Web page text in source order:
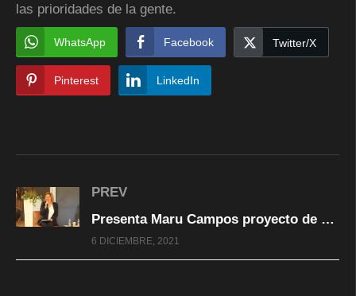
las prioridades de la gente.
WhatsApp Facebook Twitter/X
Pinterest LinkedIn
PREV
Presenta Maru Campos proyecto de reforma para un mejor funcionamiento del Gobierno del Estado
6 DICIEMBRE, 2021